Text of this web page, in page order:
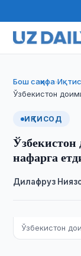
Бош саҳифа›
Ўзбекистон
ИҚТИСОД
Ўзбекистон
нафарга
Дилафруз
Ўзбекистон